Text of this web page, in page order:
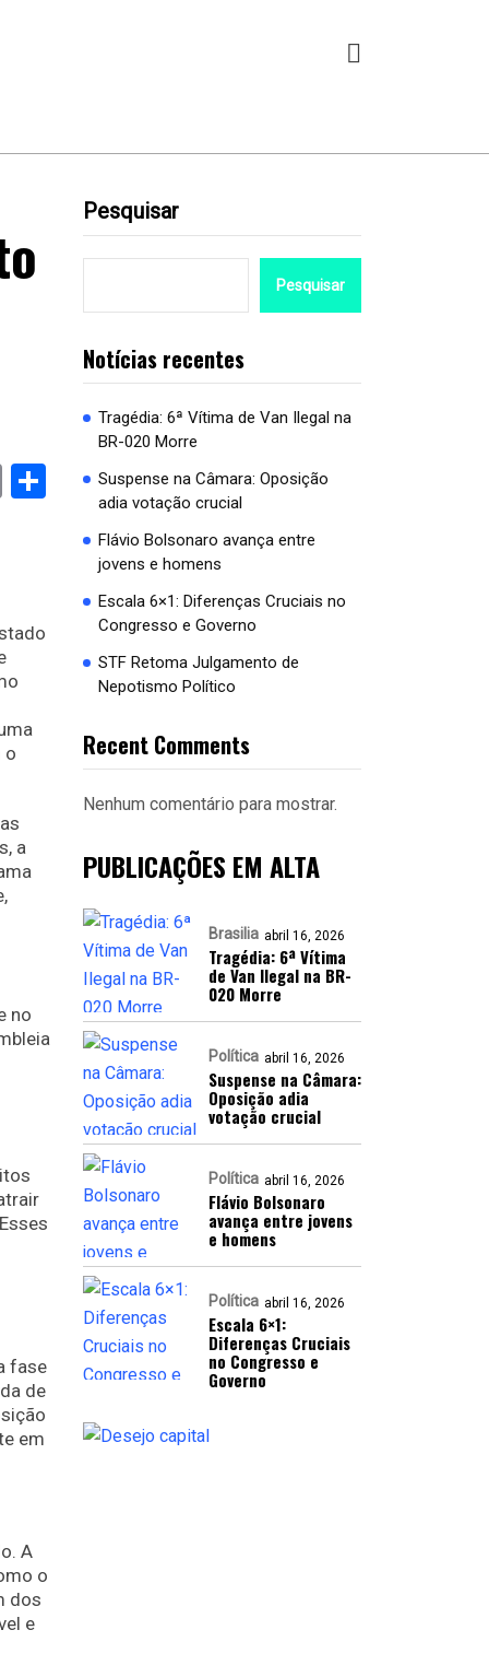
EmailShare
o
a
no
fase
de
em
A
o
dos
e
Pesquisar
Pesquisar
Notícias recentes
Tragédia: 6ª Vítima de Van Ilegal na
BR-020 Morre
Suspense na Câmara: Oposição
adia votação crucial
Flávio Bolsonaro avança entre
jovens e homens
Escala 6×1: Diferenças Cruciais no
Congresso e Governo
STF Retoma Julgamento de
Nepotismo Político
Recent Comments
Nenhum comentário para mostrar.
PUBLICAÇÕES EM ALTA
Brasilia abril 16, 2026
Tragédia: 6ª Vítima
de Van Ilegal na BR-
020 Morre
Política abril 16, 2026
Suspense na Câmara:
Oposição adia
votação crucial
Política abril 16, 2026
Flávio Bolsonaro
avança entre jovens
e homens
Política abril 16, 2026
Escala 6×1:
Diferenças Cruciais
no Congresso e
Governo